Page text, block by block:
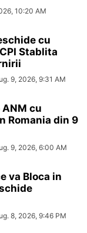
10:20 AM
cu
Stablita
9, 2026, 9:31 AM
cu
Romania din 9
9, 2026, 6:00 AM
va Bloca in
8, 2026, 9:46 PM